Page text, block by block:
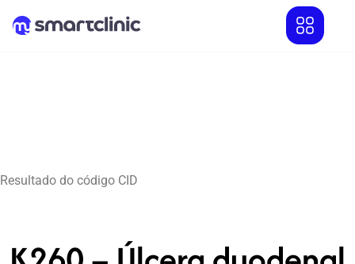
Resultado do código CID